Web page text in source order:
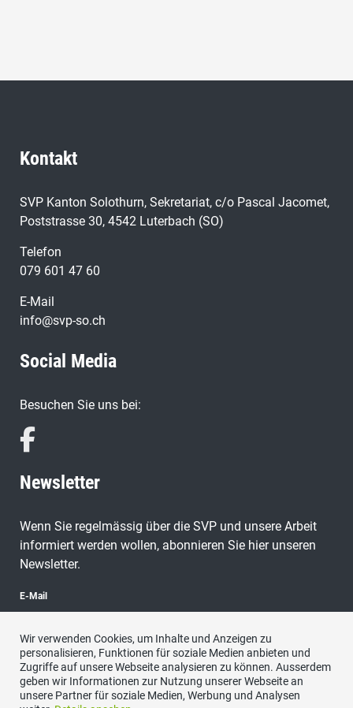
Kontakt
SVP Kanton Solothurn, Sekretariat, c/o Pascal Jacomet,
Poststrasse 30, 4542 Luterbach (SO)
Telefon
079 601 47 60
E-Mail
info@svp-so.ch
Social Media
Besuchen Sie uns bei:
Newsletter
Wenn Sie regelmässig über die SVP und unsere Arbeit
informiert werden wollen, abonnieren Sie hier unseren
Newsletter.
E-Mail
abonnieren
Wir verwenden Cookies, um Inhalte und Anzeigen zu
personalisieren, Funktionen für soziale Medien anbieten und
Zugriffe auf unsere Webseite analysieren zu können. Ausserdem
geben wir Informationen zur Nutzung unserer Webseite an
unsere Partner für soziale Medien, Werbung und Analysen